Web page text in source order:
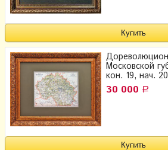
Московской
кон. 19, нач.
30 000 Р